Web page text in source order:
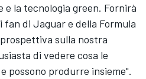
e la tecnologia green. Fornirà
di Jaguar e della Formula
sulla nostra
di vedere cosa le
possono produrre insieme".